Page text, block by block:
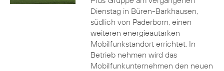
Dienstag in Büren-Barkhausen,
südlich von Paderborn, einen
weiteren energieautarken
Mobilfunkstandort errichtet. In
Betrieb nehmen wird das
Mobilfunkunternehmen den neuen